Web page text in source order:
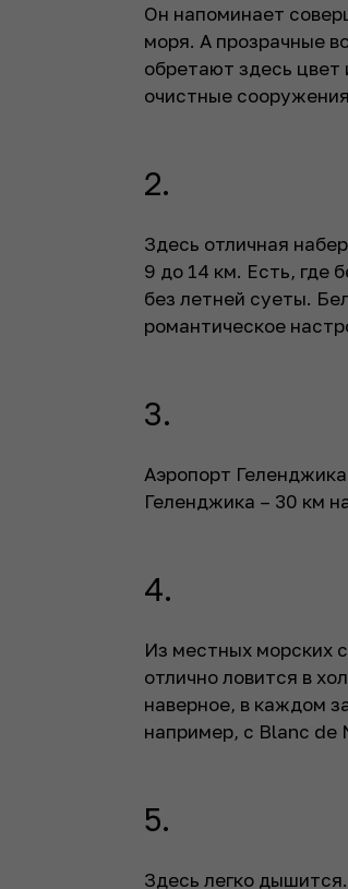
Он напоминает
моря. А прозрачные
обретают здесь цвет
очистные
2.
Здесь отличная
9 до 14 км. Есть, где
без летней суеты.
романтическое
3.
Аэропорт
Геленджика – 30 км
4.
Из местных морских
отлично ловится в
наверное, в каждом
например, с Blanc de
5.
Здесь легко